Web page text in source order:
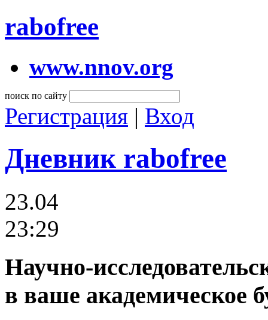
rabofree
www.nnov.org
поиск по сайту
Регистрация | Вход
Дневник rabofree
23.04
23:29
Научно-
в ваше академическое